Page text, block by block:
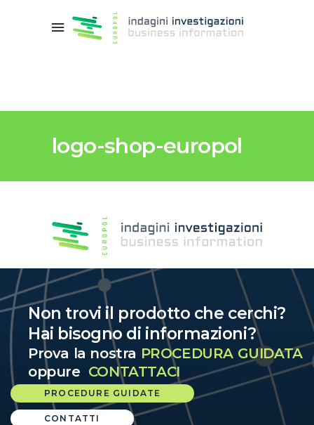
logo-shop-europol
Non trovi il prodotto che cerchi?
Hai bisogno di informazioni?
Prova la nostra PROCEDURA GUIDATA
oppure CONTATTACI
PROCEDURE GUIDATE
CONTATTI